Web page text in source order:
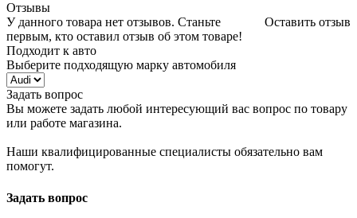
Отзывы
Оставить отзыв
У данного товара нет отзывов. Станьте
первым, кто оставил отзыв об этом товаре!
Подходит к авто
Выберите подходящую марку автомобиля
Задать вопрос
Вы можете задать любой интересующий вас вопрос по товару
или работе магазина.
Наши квалифицированные специалисты обязательно вам
помогут.
Задать вопрос